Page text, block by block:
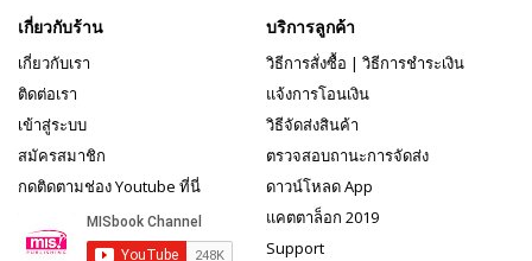
เกี่ยวกับร้าน
เกี่ยวกับเรา
ติดต่อเรา
เข้าสู่ระบบ
สมัครสมาชิก
กดติดตามช่อง Youtube ที่นี่
บริการลูกค้า
วิธีการสั่งซื้อ | วิธีการชำระเงิน
แจ้งการโอนเงิน
วิธีจัดส่งสินค้า
ตรวจสอบถานะการจัดส่ง
ดาวน์โหลด App
แคตตาล็อก 2019
Support